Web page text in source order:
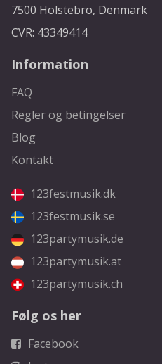
7500 Holstebro, Denmark
CVR: 43349414
Information
FAQ
Regler og betingelser
Blog
Kontakt
123festmusik.dk
123festmusik.se
123partymusik.de
123partymusik.at
123partymusik.ch
Følg os her
Facebook